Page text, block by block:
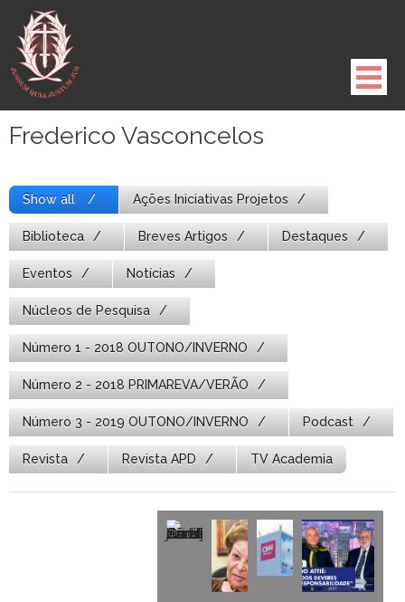
para
conteúdo
Frederico Vasconcelos
Show all Ações Iniciativas Projetos
Biblioteca Breves Artigos Destaques
Eventos Notícias
Núcleos de Pesquisa
Número 1 - 2018 OUTONO/INVERNO
Número 2 - 2018 PRIMAREVA/VERÃO
Número 3 - 2019 OUTONO/INVERNO Podcast
Revista Revista APD TV Academia